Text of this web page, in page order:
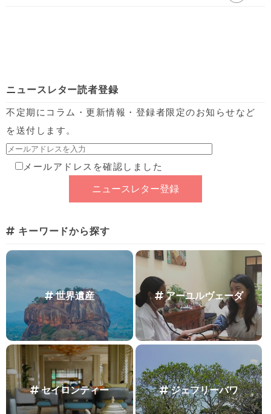
ニュースレター読者登録
不定期にコラム・更新情報・登録者限定のお知らせなど
を送付します。
メールアドレスを確認しました
キーワードから探す
世界遺産 アーユルヴェーダ
セイロンティー ジェフリーバワ